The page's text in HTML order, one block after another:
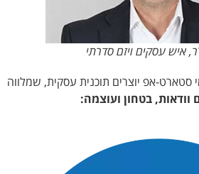
איש עסקים ויזם סדרתי
סטארט-אפ יוצרים תוכנית עסקית, שמלווה
בטחון ועוצמה: